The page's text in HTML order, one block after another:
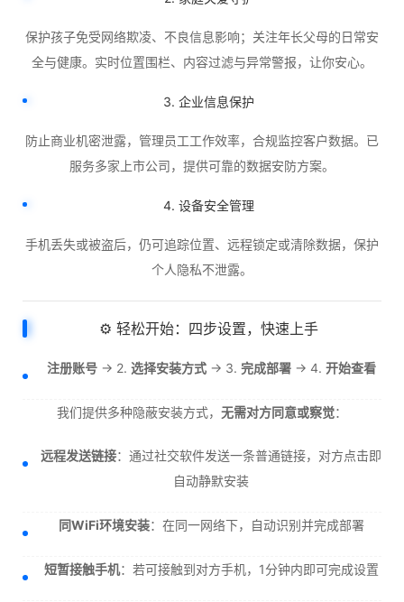
保护孩子免受网络欺凌、不良信息影响；关注年长父母的日常安
全与健康。实时位置围栏、内容过滤与异常警报，让你安心。
3. 企业信息保护
防止商业机密泄露，管理员工工作效率，合规监控客户数据。已
服务多家上市公司，提供可靠的数据安防方案。
4. 设备安全管理
手机丢失或被盗后，仍可追踪位置、远程锁定或清除数据，保护
个人隐私不泄露。
⚙️ 轻松开始：四步设置，快速上手
注册账号→ 2. 选择安装方式→ 3. 完成部署→ 4. 开始查看
我们提供多种隐蔽安装方式， 无需对方同意或察觉：
远程发送链接：通过社交软件发送一条普通链接，对方点击即
自动静默安装
同WiFi环境安装：在同一网络下，自动识别并完成部署
短暂接触手机：若可接触到对方手机，1分钟内即可完成设置